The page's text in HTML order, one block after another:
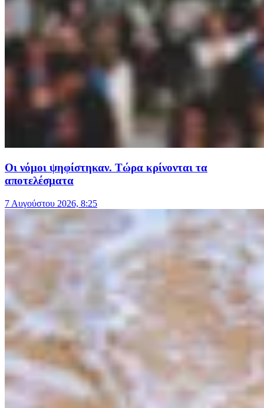
Οι νόμοι ψηφίστηκαν. Τώρα κρίνονται τα
αποτελέσματα
7 Αυγούστου 2026, 8:25